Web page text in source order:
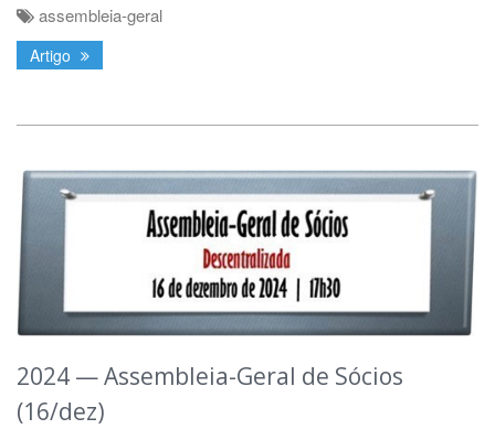
assembleia-geral
Artigo
2024 — Assembleia-Geral de Sócios
(16/dez)